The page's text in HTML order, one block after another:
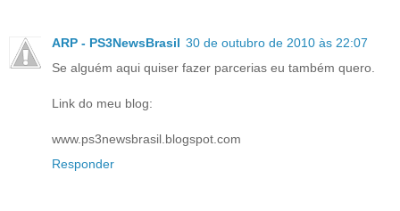
ARP - PS3NewsBrasil 30 de outubro de 2010 às 22:07
Se alguém aqui quiser fazer parcerias eu também quero.
Link do meu blog:
www.ps3newsbrasil.blogspot.com
Responder